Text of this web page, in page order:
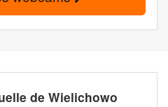
de Wielichowo